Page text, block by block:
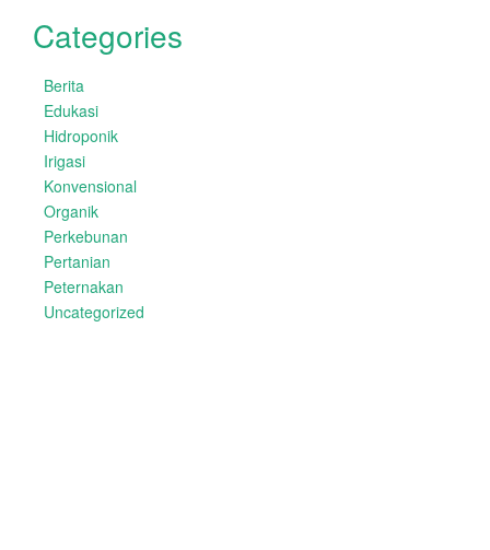
Categories
Berita
Edukasi
Hidroponik
Irigasi
Konvensional
Organik
Perkebunan
Pertanian
Peternakan
Uncategorized